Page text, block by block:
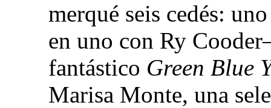
merqué seis cedés:
en uno con Ry
fantástico Green Blue
Marisa Monte, una